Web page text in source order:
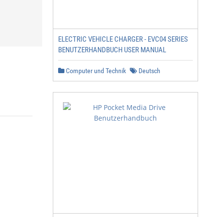
ELECTRIC VEHICLE CHARGER - EVC04 SERIES
BENUTZERHANDBUCH USER MANUAL
Computer und Technik Deutsch